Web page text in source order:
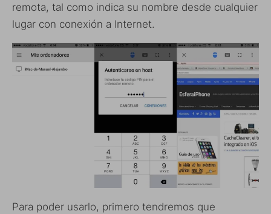
remota, tal como indica su nombre desde cualquier
lugar con conexión a Internet.
Para poder usarlo, primero tendremos que